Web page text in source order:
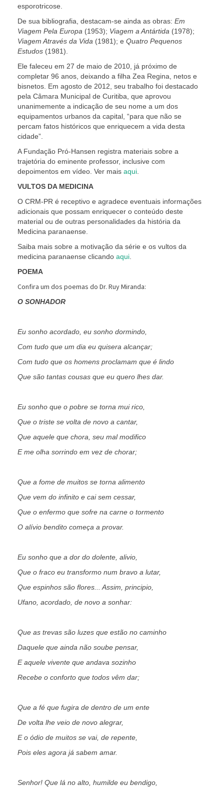
esporotricose.
De sua bibliografia, destacam-se ainda as obras: Em
Viagem Pela Europa (1953); Viagem a Antártida (1978);
Viagem Através da Vida (1981); e Quatro Pequenos
Estudos (1981).
Ele faleceu em 27 de maio de 2010, já próximo de
completar 96 anos, deixando a filha Zea Regina, netos e
bisnetos. Em agosto de 2012, seu trabalho foi destacado
pela Câmara Municipal de Curitiba, que aprovou
unanimemente a indicação de seu nome a um dos
equipamentos urbanos da capital, “para que não se
percam fatos históricos que enriquecem a vida desta
cidade”.
A Fundação Pró-Hansen registra materiais sobre a
trajetória do eminente professor, inclusive com
depoimentos em vídeo. Ver mais aqui
VULTOS DA MEDICINA
O CRM-PR é receptivo e agradece eventuais informações
adicionais que possam enriquecer o conteúdo deste
material ou de outras personalidades da história da
Medicina paranaense.
Saiba mais sobre a motivação da série e os vultos da
medicina paranaense clicando aqui
POEMA
Confira um dos poemas do Dr. Ruy Miranda:
O SONHADOR
Eu sonho acordado, eu sonho dormindo,
Com tudo que um dia eu quisera alcançar;
Com tudo que os homens proclamam que é lindo
Que são tantas cousas que eu quero lhes dar.
Eu sonho que o pobre se torna mui rico,
Que o triste se volta de novo a cantar,
Que aquele que chora, seu mal modifico
E me olha sorrindo em vez de chorar;
Que a fome de muitos se torna alimento
Que vem do infinito e cai sem cessar,
Que o enfermo que sofre na carne o tormento
O alívio bendito começa a provar.
Eu sonho que a dor do dolente, alivio,
Que o fraco eu transformo num bravo a lutar,
Que espinhos são flores... Assim, principio,
Ufano, acordado, de novo a sonhar:
Que as trevas são luzes que estão no caminho
Daquele que ainda não soube pensar,
E aquele vivente que andava sozinho
Recebe o conforto que todos vêm dar;
Que a fé que fugira de dentro de um ente
De volta lhe veio de novo alegrar,
E o ódio de muitos se vai, de repente,
Pois eles agora já sabem amar.
Senhor! Que lá no alto, humilde eu bendigo,